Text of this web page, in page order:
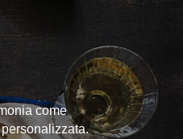
come